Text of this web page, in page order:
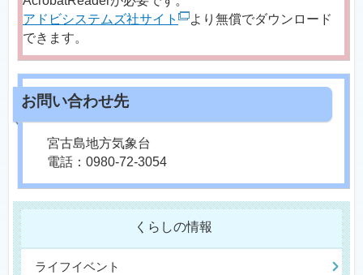
アドビシステムズ社サイト
より無償でダウンロード
できます。
宮古島地方気象台
電話：0980-72-3054
くらしの情報
ライフイベント